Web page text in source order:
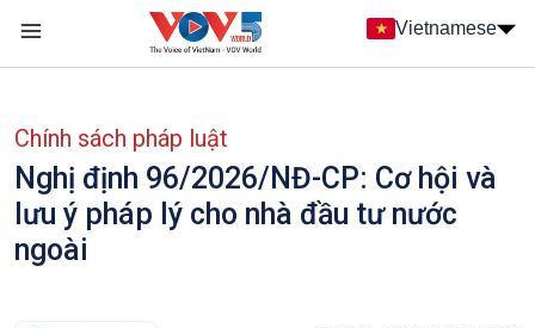
Nhảy đến nội dung
Vietnamese
Chính sách pháp luật
Nghị định 96/2026/NĐ-CP: Cơ hội và
lưu ý pháp lý cho nhà đầu tư nước
ngoài